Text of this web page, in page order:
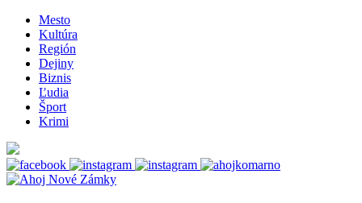
Mesto
Kultúra
Región
Dejiny
Biznis
Ľudia
Šport
Krimi